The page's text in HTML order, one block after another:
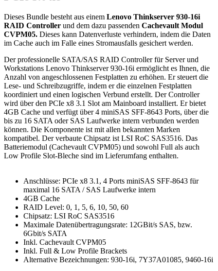
Dieses Bundle besteht aus einem Lenovo Thinkserver 930-16i
RAID Controller und dem dazu passenden Cachevault Modul
CVPM05. Dieses kann Datenverluste verhindern, indem die Daten
im Cache auch im Falle eines Stromausfalls gesichert werden.
Der professionelle SATA/SAS RAID Controller für Server und
Workstations Lenovo Thinkserver 930-16i ermöglicht es Ihnen, die
Anzahl von angeschlossenen Festplatten zu erhöhen. Er steuert die
Lese- und Schreibzugriffe, indem er die einzelnen Festplatten
koordiniert und einen logischen Verbund erstellt. Der Controller
wird über den PCIe x8 3.1 Slot am Mainboard installiert. Er bietet
4GB Cache und verfügt über 4 miniSAS SFF-8643 Ports, über die
bis zu 16 SATA oder SAS Laufwerke intern verbunden werden
können. Die Komponente ist mit allen bekannten Marken
kompatibel. Der verbaute Chipsatz ist LSI RoC SAS3516. Das
Batteriemodul (Cachevault CVPM05) und sowohl Full als auch
Low Profile Slot-Bleche sind im Lieferumfang enthalten.
Anschlüsse: PCIe x8 3.1, 4 Ports miniSAS SFF-8643 für
maximal 16 SATA / SAS Laufwerke intern
4GB Cache
RAID Level: 0, 1, 5, 6, 10, 50, 60
Chipsatz: LSI RoC SAS3516
Maximale Datenübertragungsrate: 12GBit/s SAS, bzw.
6Gbit/s SATA
Inkl. Cachevault CVPM05
Inkl. Full & Low Profile Brackets
Alternative Bezeichnungen: 930-16i, 7Y37A01085, 9460-16i